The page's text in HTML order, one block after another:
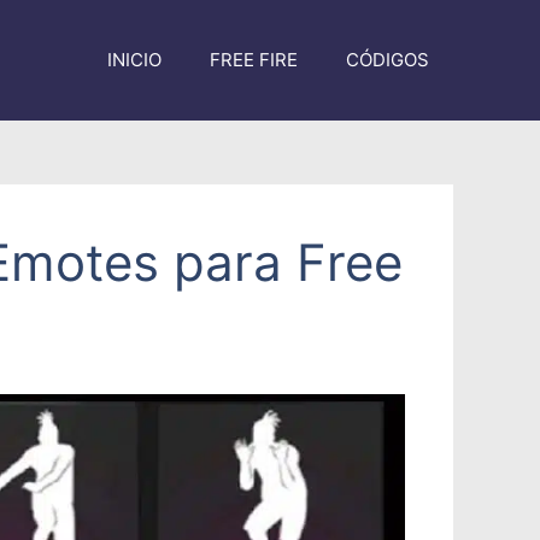
INICIO FREE FIRE CÓDIGOS
para Free